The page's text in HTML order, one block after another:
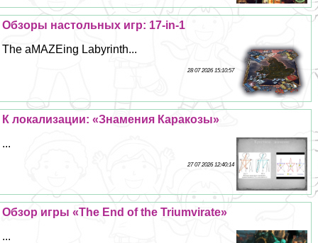
Обзоры настольных игр: 17-in-1
The aMAZEing Labyrinth...
28 07 2026 15:10:57
К локализации: «Знамения Каpaкозы»
...
27 07 2026 12:40:14
Обзор игры «The End of the Triumvirate»
...